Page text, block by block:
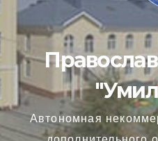
Автономная